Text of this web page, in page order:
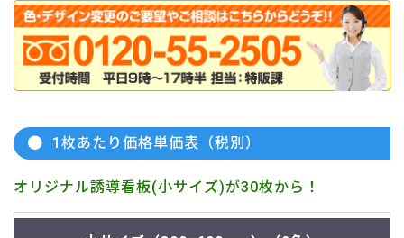
1枚あたり価格単価表（税別）
オリジナル誘導看板(小サイズ)が30枚から！